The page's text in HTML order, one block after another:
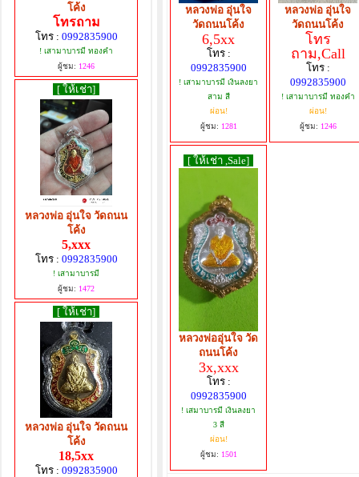
โค้ง
โทรถาม
โทร : 0992835900
! เสามาบารมี ทองคำ
ผู้ชม: 1246
[ ให้เช่า]
หลวงพ่อ อุ่นใจ วัดถนน
โค้ง
5,xxx
โทร : 0992835900
! เสามาบารมี
ผู้ชม: 1472
[ ให้เช่า]
หลวงพ่อ อุ่นใจ วัดถนน
โค้ง
18,5xx
โทร : 0992835900
หลวงพ่อ อุ่นใจ
วัดถนนโค้ง
6,5xx
โทร :
0992835900
! เสามาบารมี เงินลงยา
สาม สี
ผ่อน!
ผู้ชม: 1281
หลวงพ่อ อุ่นใจ
วัดถนนโค้ง
โทร
ถาม,Call
โทร :
0992835900
! เสามาบารมี ทองคำ
ผ่อน!
ผู้ชม: 1246
[ ให้เช่า ,Sale]
หลวงพ่ออุ่นใจ วัด
ถนนโค้ง
3x,xxx
โทร :
0992835900
! เสมาบารมี เงินลงยา
3 สี
ผ่อน!
ผู้ชม: 1501